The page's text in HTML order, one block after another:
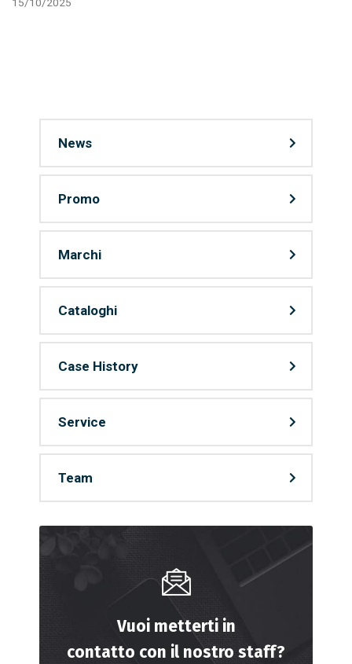
News
Promo
Marchi
Cataloghi
Case History
Service
Team
Vuoi metterti in
contatto con il nostro staff?